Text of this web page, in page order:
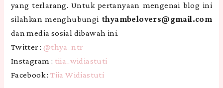
yang terlarang. Untuk pertanyaan mengenai blog ini
silahkan menghubungi thyambelovers@gmail.com
dan media sosial dibawah ini.
Twitter : @thya_ntr
Instagram : tiia_widiastuti
Facebook :Tiia Widiastuti